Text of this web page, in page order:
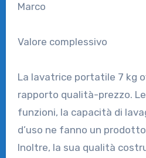
Marco
Valore complessivo
La lavatrice portatile 7 kg
rapporto qualità-prezzo.
funzioni, la capacità di
d’uso ne fanno un
Inoltre, la sua qualità